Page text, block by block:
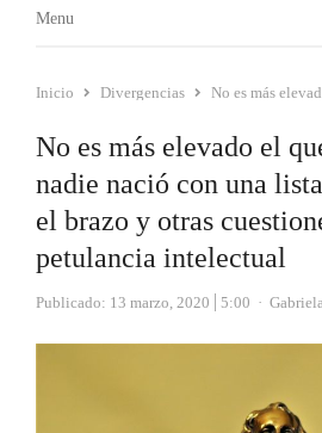
Menú
Menu
Inicio Divergencias No es más
No es más elevado el
nadie nació con una
el brazo y otras
petulancia intelectual
Publicado: 13 marzo, 2020 5:00 Autor